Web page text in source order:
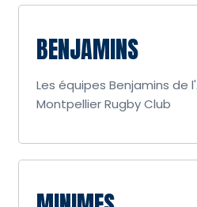
BENJAMINS
Les équipes Benjamins de
Montpellier Rugby Club